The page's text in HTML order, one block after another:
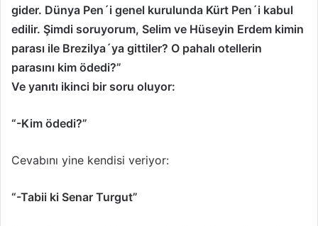
m
e
gider. Dünya Pen´i genel kurulunda Kürt Pen´i kabul
edilir. Şimdi soruyorum, Selim ve Hüseyin Erdem kimin
parası ile Brezilya´ya gittiler? O pahalı otellerin
parasını kim ödedi?”
Ve yanıtı ikinci bir soru oluyor:
“-Kim ödedi?”
Cevabını yine kendisi veriyor:
“-Tabii ki Senar Turgut”